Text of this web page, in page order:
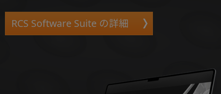
RCS Software Suite の詳細